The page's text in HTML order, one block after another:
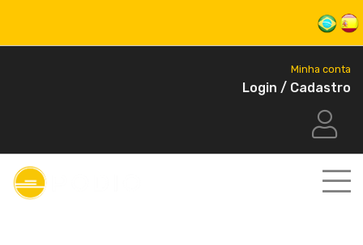
Minha conta
Login / Cadastro